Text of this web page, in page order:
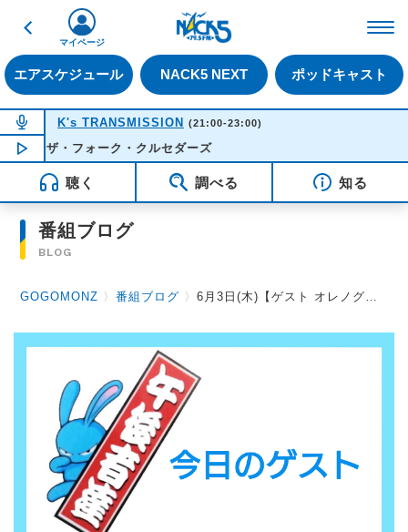
戻る
エアスケジュール NACK5 NEXT ポッドキャスト
マイページ
NOW ON AIR
K's TRANSMISSION (21:00-23:00)
NOW PLAYING22:21
- ザ・フォーク・クルセダーズ
聴く 調べる 知る
番組ブログ
BLOG
GOGOMONZ 〉番組ブログ 〉6月3日(木)【ゲスト オレノグラフィティさん】